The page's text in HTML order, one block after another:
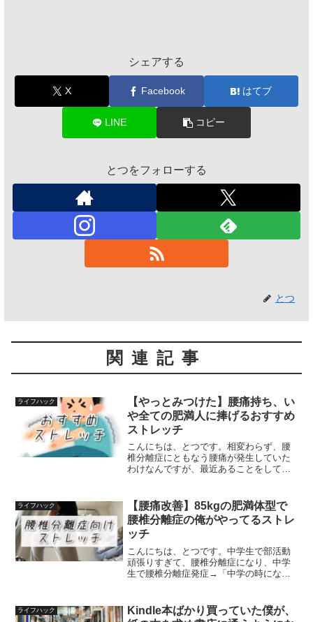
シェアする
X Facebook はてブ
LINE コピー
とつをフォローする
とつ
関連記事
ライフハック
【やっとみつけた】腰痛持ち、い
や全ての肥満人に捧げるおすすめ
ストレッチ
こんにちは、とつです。相変わらず、腰
椎分離症にともなう腰痛が発生していた
わけなんですが、最近あることをしてす
それがストレッチなんです！ストレッチ
については前にも記事を書...
ライフハック
【腰痛改善】85kgの肥満体型で
腰椎分離症の俺がやってるストレ
ッチ
こんにちは、とつです。中学生で部活動
頑張りすぎて、腰椎分離症になり、中学
生で腰椎分離症発症→「中学の時になっ
年たち、再発。からのダイエットを決意
し、肥満体型になりダイエ...
ライフハック
Kindle本ばかり買っていた僕が、